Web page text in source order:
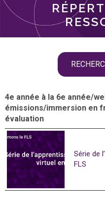
langue
4e année à la 6e année/
émissions/immersion en
évaluation
Série de
FLS